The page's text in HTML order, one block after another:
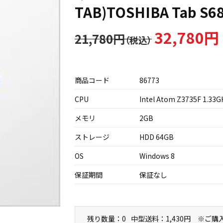
TAB)TOSHIBA Tab
32,780円
21,780円
商品コード
86773
CPU
Intel Atom Z3735F
メモリ
2GB
ストレージ
HDD 64GB
OS
Windows 8
保証期間
保証なし
残り数量：0 中型送料：1,430円 ※ご購